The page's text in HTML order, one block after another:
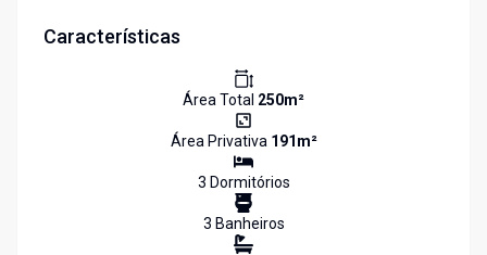
Características
Área Total 250m²
Área Privativa 191m²
3 Dormitórios
3 Banheiros